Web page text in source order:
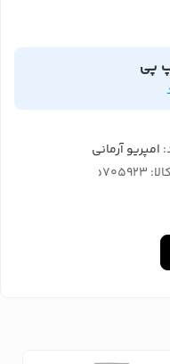
پی
امپریو آرمانی